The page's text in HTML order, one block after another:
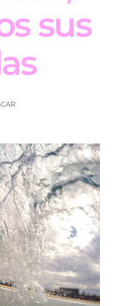
sus